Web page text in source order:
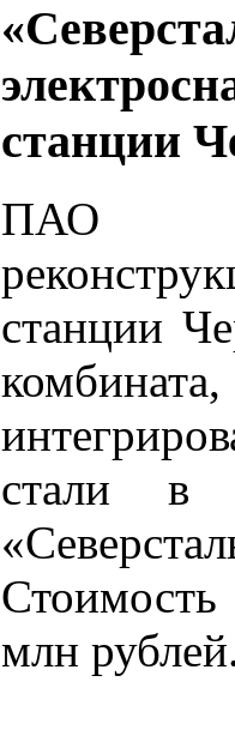
станции
ПАО
станции
стали в
млн